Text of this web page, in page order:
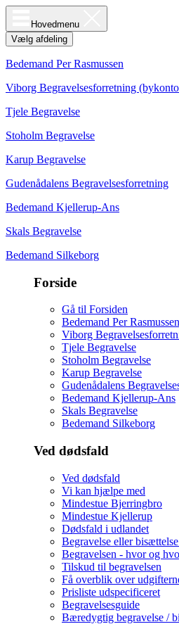
Hovedmenu
Vælg afdeling
Bedemand Per Rasmussen
Viborg Begravelsesforretning
Tjele Begravelse
Stoholm Begravelse
Karup Begravelse
Gudenådalens Begravelsesforretning
Bedemand Kjellerup-Ans
Skals Begravelse
Bedemand Silkeborg
Forside
Gå til Forsiden
Bedemand Per Rasmussen
Viborg
Tjele Begravelse
Stoholm Begravelse
Karup Begravelse
Gudenådalens
Bedemand Kjellerup-Ans
Skals Begravelse
Bedemand Silkeborg
Ved dødsfald
Ved dødsfald
Vi kan hjælpe med
Mindestue Bjerringbro
Mindestue Kjellerup
Dødsfald i udlandet
Begravelse eller
Begravelsen - hvor og
Tilskud til begravelsen
Få overblik over
Prisliste udspecificeret
Begravelsesguide
Bæredygtig begravelse /